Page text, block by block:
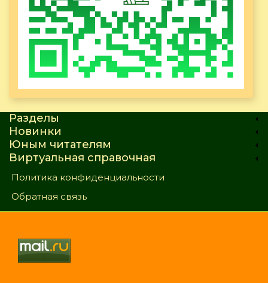
Разделы
Новинки
Юным читателям
Виртуальная справочная
Политика конфиденциальности
Обратная связь